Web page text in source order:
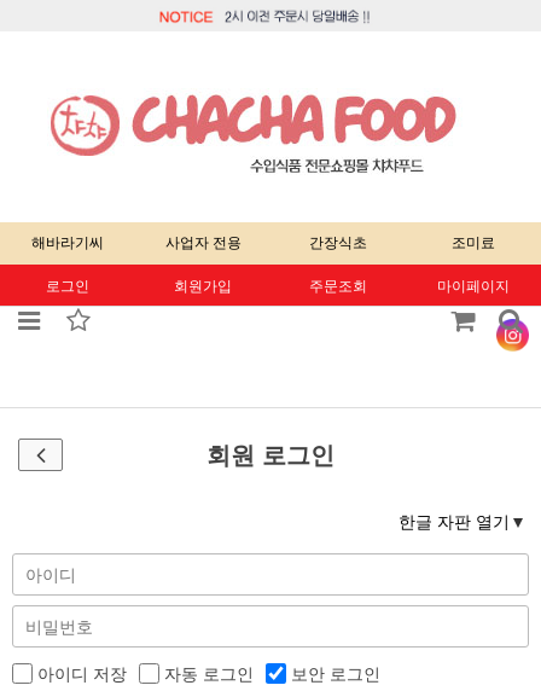
해바라기씨 사업자 전용 간장식초 조미료
로그인 회원가입 주문조회 마이페이지
회원 로그인
한글 자판 열기
아이디 저장 자동 로그인 보안 로그인